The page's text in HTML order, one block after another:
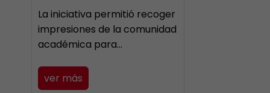
La iniciativa permitió recoger
impresiones de la comunidad
académica para…
ver más